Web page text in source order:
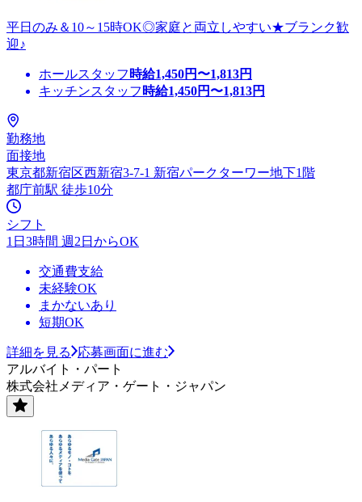
平日のみ＆10～15時OK◎家庭と両立しやすい★ブランク歓
迎♪
ホールスタッフ 時給1,450円〜1,813円
キッチンスタッフ 時給1,450円〜1,813円
勤務地
面接地
東京都新宿区西新宿3-7-1 新宿パークターワー地下1階
都庁前駅 徒歩10分
シフト
1日3時間 週2日からOK
交通費支給
未経験OK
まかないあり
短期OK
詳細を見る
応募画面に進む
アルバイト・パート
株式会社メディア・ゲート・ジャパン